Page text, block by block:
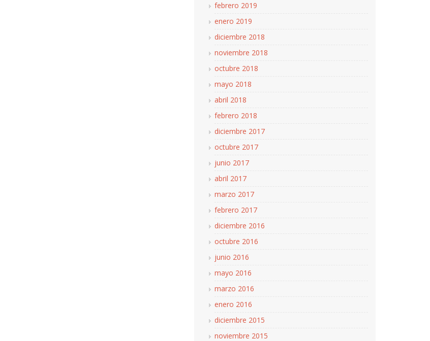
febrero 2019
enero 2019
diciembre 2018
noviembre 2018
octubre 2018
mayo 2018
abril 2018
febrero 2018
diciembre 2017
octubre 2017
junio 2017
abril 2017
marzo 2017
febrero 2017
diciembre 2016
octubre 2016
junio 2016
mayo 2016
marzo 2016
enero 2016
diciembre 2015
noviembre 2015